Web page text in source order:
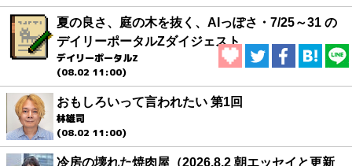
夏の良さ、庭の木を抜く、AIっぽさ・7/25～31 の
デイリーポータルZダイジェスト
デイリーポータルZ
(08.02 11:00)
おもしろいって言われたい 第1回
林雄司
(08.02 11:00)
冷房の壊れた焼肉屋（2026.8.2 朝エッセイと更新